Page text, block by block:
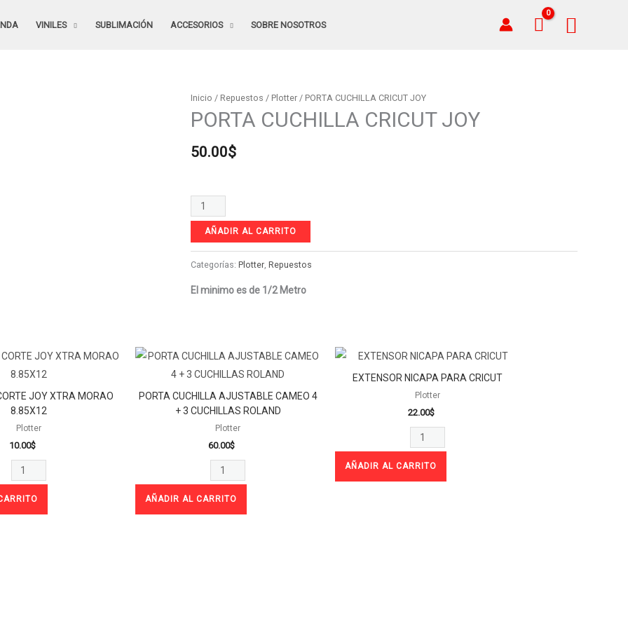
VINILES SUBLIMACIÓN ACCESORIOS SOBRE NOSOTROS
Inicio / Repuestos / Plotter / PORTA CUCHILLA CRICUT JOY
PORTA CUCHILLA CRICUT JOY
50.00$
PORTA
CUCHILLA
JOY
AÑADIR AL CARRITO
Categorías: Plotter, Repuestos
El minimo es de 1/2 Metro
JOY XTRA MORAO
8.85X12
Plotter
10.00$
TAPETE
DE
CORTE
JOY
XTRA
MORAO
8.85X12
cantidad
PORTA CUCHILLA AJUSTABLE CAMEO 4
+ 3 CUCHILLAS ROLAND
Plotter
60.00$
PORTA
CUCHILLA
AJUSTABLE
CAMEO
+
3
CUCHILLAS
ROLAND
AÑADIR AL CARRITO
EXTENSOR NICAPA PARA CRICUT
Plotter
22.00$
EXTENSOR
NICAPA
PARA
CRICUT
cantidad
AÑADIR AL CARRITO